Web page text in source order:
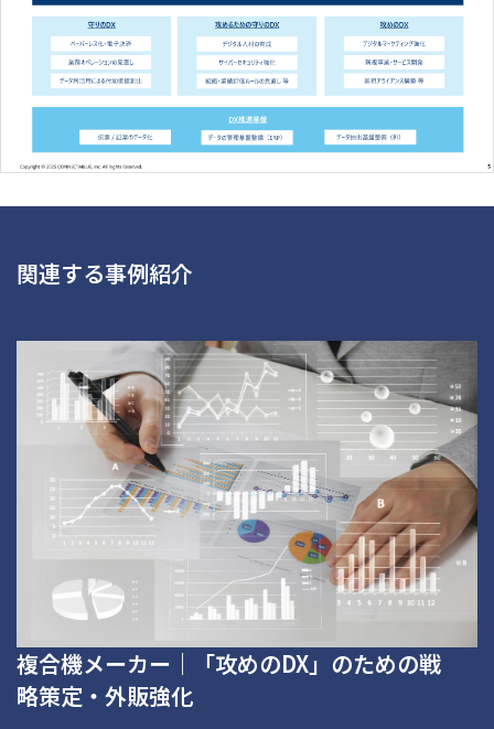
関連する事例紹介
複合機メーカー｜「攻めのDX」のための戦
略策定・外販強化